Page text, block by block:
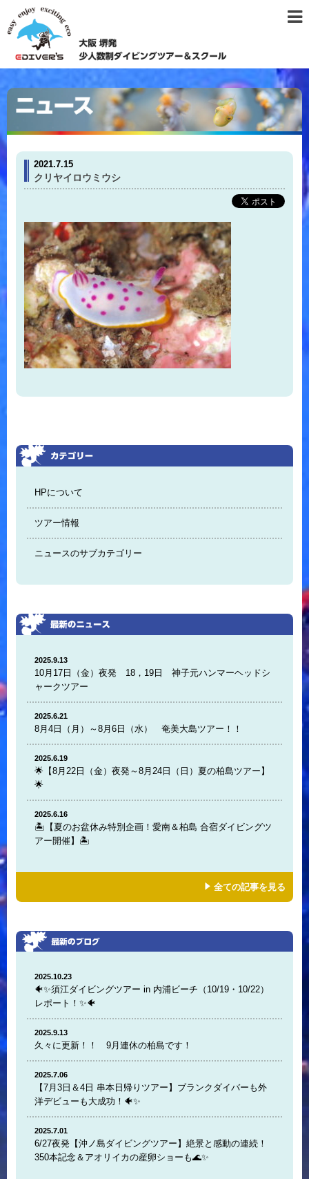
2021.7.15
クリヤイロウミウシ
HPについて
ツアー情報
ニュースのサブカテゴリー
2025.9.13
10月17日（金）夜発 18，19日 神子元ハンマーヘッドシ
ャークツアー
2025.6.21
8月4日（月）～8月6日（水） 奄美大島ツアー！！
2025.6.19
🌟【8月22日（金）夜発～8月24日（日）夏の柏島ツアー】
🌟
2025.6.16
🏝️【夏のお盆休み特別企画！愛南＆柏島 合宿ダイビングツ
アー開催】🏝️
全ての記事を見る
2025.10.23
🐠✨須江ダイビングツアー in 内浦ビーチ（10/19・10/22）
レポート！✨🐠
2025.9.13
久々に更新！！ 9月連休の柏島です！
2025.7.06
【7月3日＆4日 串本日帰りツアー】ブランクダイバーも外
洋デビューも大成功！🐠✨
2025.7.01
6/27夜発【沖ノ島ダイビングツアー】絶景と感動の連続！
350本記念＆アオリイカの産卵ショーも🌊✨